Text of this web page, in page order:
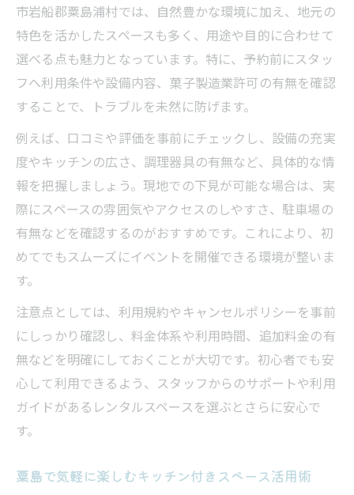
市岩船郡粟島浦村では、自然豊かな環境に加え、地元の
特色を活かしたスペースも多く、用途や目的に合わせて
選べる点も魅力となっています。特に、予約前にスタッ
フへ利用条件や設備内容、菓子製造業許可の有無を確認
することで、トラブルを未然に防げます。
例えば、口コミや評価を事前にチェックし、設備の充実
度やキッチンの広さ、調理器具の有無など、具体的な情
報を把握しましょう。現地での下見が可能な場合は、実
際にスペースの雰囲気やアクセスのしやすさ、駐車場の
有無などを確認するのがおすすめです。これにより、初
めてでもスムーズにイベントを開催できる環境が整いま
す。
注意点としては、利用規約やキャンセルポリシーを事前
にしっかり確認し、料金体系や利用時間、追加料金の有
無などを明確にしておくことが大切です。初心者でも安
心して利用できるよう、スタッフからのサポートや利用
ガイドがあるレンタルスペースを選ぶとさらに安心で
す。
粟島で気軽に楽しむキッチン付きスペース活用術